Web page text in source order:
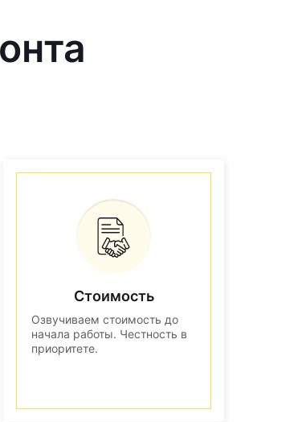
Стоимость
Озвучиваем стоимость до
начала работы. Честность в
приоритете.